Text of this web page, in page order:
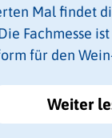
Mal findet
Fachmesse
für den
Weiter